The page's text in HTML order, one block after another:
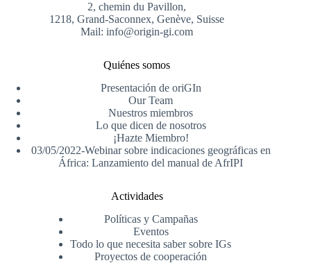
2, chemin du Pavillon,
1218, Grand-Saconnex, Genève, Suisse
Mail: info@origin-gi.com
Quiénes somos
Presentación de oriGIn
Our Team
Nuestros miembros
Lo que dicen de nosotros
¡Hazte Miembro!
03/05/2022-Webinar sobre indicaciones geográficas en
África: Lanzamiento del manual de AfrIPI
Actividades
Políticas y Campañas
Eventos
Todo lo que necesita saber sobre IGs
Proyectos de cooperación